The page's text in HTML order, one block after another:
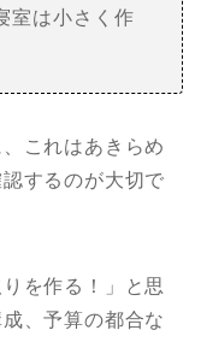
室は小さく作
これはあきらめ
するのが大切で
を作る！」と思
、予算の都合な